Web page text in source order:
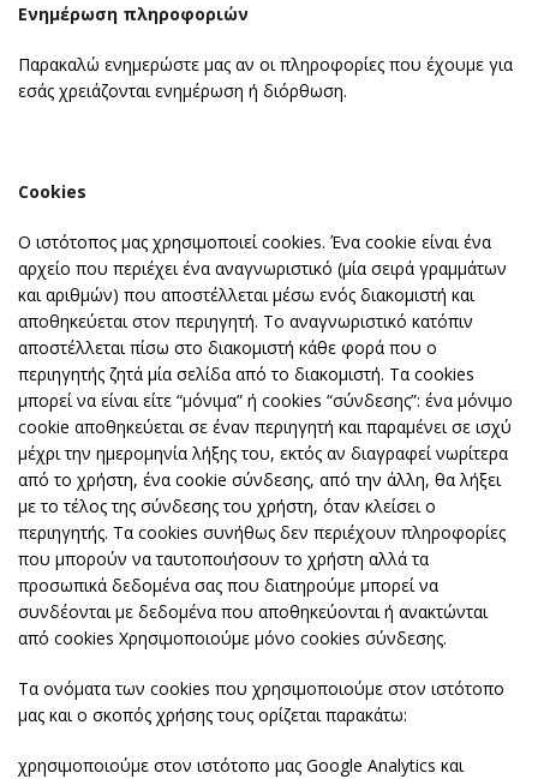
Ενημέρωση πληροφοριών
Παρακαλώ ενημερώστε μας αν οι πληροφορίες που έχουμε για
εσάς χρειάζονται ενημέρωση ή διόρθωση.
Cookies
Ο ιστότοπος μας χρησιμοποιεί cookies. Ένα cookie είναι ένα
αρχείο που περιέχει ένα αναγνωριστικό (μία σειρά γραμμάτων
και αριθμών) που αποστέλλεται μέσω ενός διακομιστή και
αποθηκεύεται στον περιηγητή. Το αναγνωριστικό κατόπιν
αποστέλλεται πίσω στο διακομιστή κάθε φορά που ο
περιηγητής ζητά μία σελίδα από το διακομιστή. Τα cookies
μπορεί να είναι είτε “μόνιμα” ή cookies “σύνδεσης”: ένα μόνιμο
cookie αποθηκεύεται σε έναν περιηγητή και παραμένει σε ισχύ
μέχρι την ημερομηνία λήξης του, εκτός αν διαγραφεί νωρίτερα
από το χρήστη, ένα cookie σύνδεσης, από την άλλη, θα λήξει
με το τέλος της σύνδεσης του χρήστη, όταν κλείσει ο
περιηγητής. Τα cookies συνήθως δεν περιέχουν πληροφορίες
που μπορούν να ταυτοποιήσουν το χρήστη αλλά τα
προσωπικά δεδομένα σας που διατηρούμε μπορεί να
συνδέονται με δεδομένα που αποθηκεύονται ή ανακτώνται
από cookies Χρησιμοποιούμε μόνο cookies σύνδεσης.
Τα ονόματα των cookies που χρησιμοποιούμε στον ιστότοπο
μας και ο σκοπός χρήσης τους ορίζεται παρακάτω:
χρησιμοποιούμε στον ιστότοπο μας Google Analytics και